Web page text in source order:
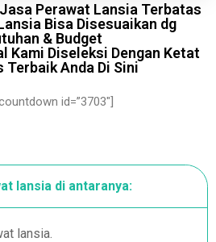
Perawat Lansia Terbatas
Bisa Disesuaikan dg
& Budget
Kami Diseleksi Dengan Ketat
Terbaik Anda Di Sini
id=”3703″]
lansia di antaranya:
lansia.